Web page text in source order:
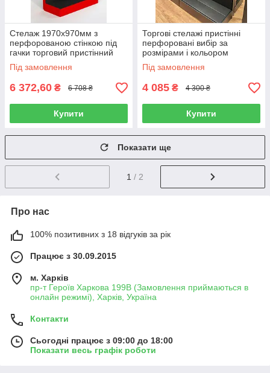
Стелаж 1970х970мм з
перфорованою стінкою під
гачки торговий пристінний
для магазину
Під замовлення
6 372,60 ₴ 6 708 ₴
Купити
Торгові стелажі пристінні
перфоровані вибір за
розмірами і кольором
Під замовлення
4 085 ₴ 4 300 ₴
Купити
Показати ще
1 / 2
Про нас
100% позитивних з 18 відгуків за рік
Працює з 30.09.2015
м. Харків
пр-т Героїв Харкова 199B (Замовлення приймаються в
онлайн режимі), Харків, Україна
Контакти
Сьогодні працює з 09:00 до 18:00
Показати весь графік роботи